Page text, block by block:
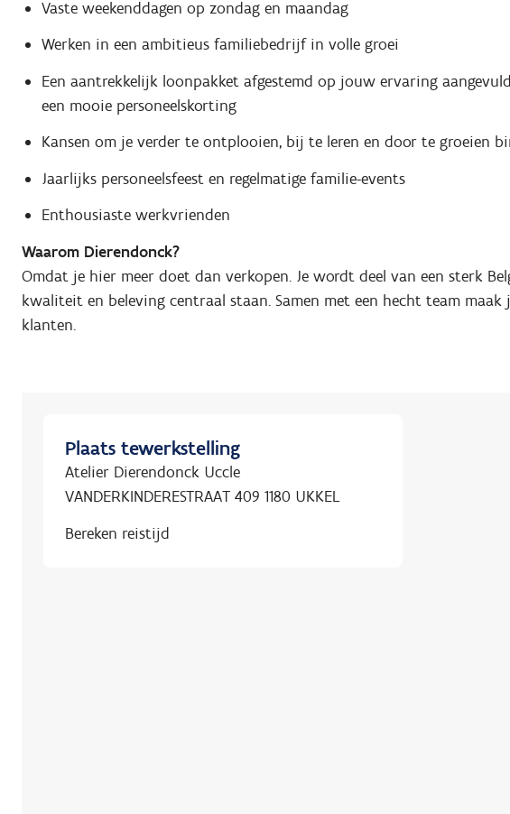
Vaste weekenddagen op zondag en maandag
Werken in een ambitieus familiebedrijf in volle groei
Een aantrekkelijk loonpakket afgestemd op jouw ervaring
een mooie personeelskorting
Kansen om je verder te ontplooien, bij te leren en door te groeien
Jaarlijks personeelsfeest en regelmatige familie-events
Enthousiaste werkvrienden
Waarom Dierendonck?
Omdat je hier meer doet dan verkopen. Je wordt deel van een sterk
kwaliteit en beleving centraal staan. Samen met een hecht team maak
klanten.
Plaats tewerkstelling
Atelier Dierendonck Uccle
VANDERKINDERESTRAAT 409 1180 UKKEL
Bereken reistijd